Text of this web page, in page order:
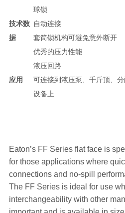
技术数
据
球锁
自动连接
套筒锁机构可避免意外断开
优秀的压力性能
应用
液压回路
可连接到液压泵、千斤顶、
设备上
Eaton’s FF Series flat face is
for those applications where
connections and no-spill
The FF Series is ideal for use
interchangeability with other